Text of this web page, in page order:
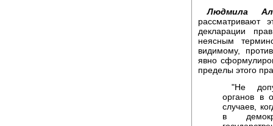
Людмила
рассматривают
декларации
неясным
видимому,
явно
пределы этого
"Не
органов в
случаев,
в